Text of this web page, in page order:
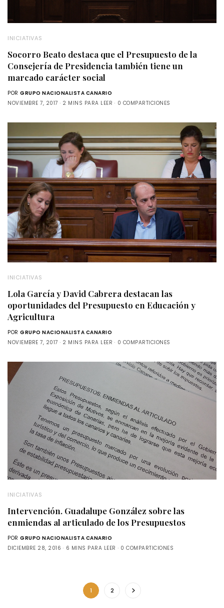
INICIATIVAS
Socorro Beato destaca que el Presupuesto de la
Consejería de Presidencia también tiene un
marcado carácter social
POR GRUPO NACIONALISTA CANARIO
NOVIEMBRE 7, 2017
2 MINS PARA LEER 0 COMPARTICIONES
INICIATIVAS
Lola García y David Cabrera destacan las
oportunidades del Presupuesto en Educación y
Agricultura
POR GRUPO NACIONALISTA CANARIO
NOVIEMBRE 7, 2017
2 MINS PARA LEER 0 COMPARTICIONES
INICIATIVAS
Intervención. Guadalupe González sobre las
enmiendas al articulado de los Presupuestos
POR GRUPO NACIONALISTA CANARIO
DICIEMBRE 28, 2016
6 MINS PARA LEER 0 COMPARTICIONES
1 2